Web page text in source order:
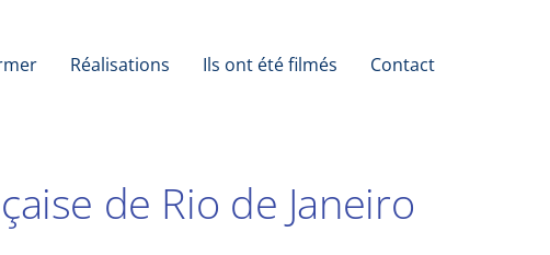
Réalisations Ils ont été filmés Contact
de Rio de Janeiro